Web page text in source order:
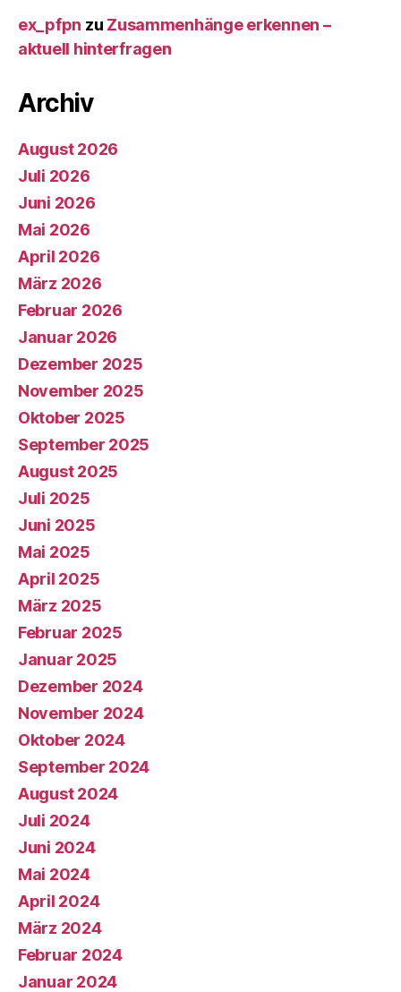
ex_pfpn zu Zusammenhänge erkennen –
aktuell hinterfragen
Archiv
August 2026
Juli 2026
Juni 2026
Mai 2026
April 2026
März 2026
Februar 2026
Januar 2026
Dezember 2025
November 2025
Oktober 2025
September 2025
August 2025
Juli 2025
Juni 2025
Mai 2025
April 2025
März 2025
Februar 2025
Januar 2025
Dezember 2024
November 2024
Oktober 2024
September 2024
August 2024
Juli 2024
Juni 2024
Mai 2024
April 2024
März 2024
Februar 2024
Januar 2024